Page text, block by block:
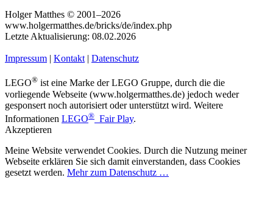
Holger Matthes © 2001–2026
www.holgermatthes.de/bricks/de/index.php
Letzte Aktualisierung: 08.02.2026
Impressum | Kontakt | Datenschutz
LEGO® ist eine Marke der LEGO Gruppe, durch die die
vorliegende Webseite (www.holgermatthes.de) jedoch weder
gesponsert noch autorisiert oder unterstützt wird. Weitere
Informationen LEGO® Fair Play.
Akzeptieren
Meine Website verwendet Cookies. Durch die Nutzung meiner
Webseite erklären Sie sich damit einverstanden, dass Cookies
gesetzt werden. Mehr zum Datenschutz …